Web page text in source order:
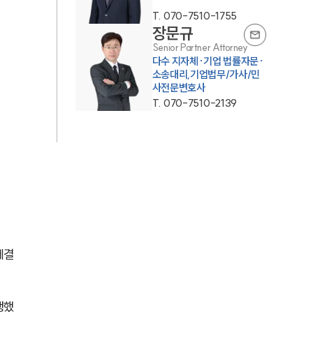
고객의 소리
통합검색
AI대륜
업무사례
결
했
T. 070-7510-1755
장문규
Senior Partner Attorney
다수 지자체·기업 법률자문·
소송대리,기업법무/가사/민
사전문변호사
T. 070-7510-2139